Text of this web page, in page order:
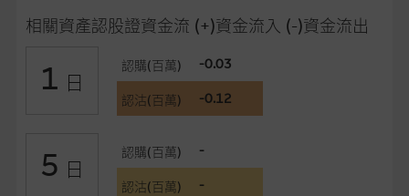
相關資產認股證資金流 (+)資金流入 (-)資金流出
1 日
認購(百萬) -0.03
認沽(百萬) -0.12
5 日
認購(百萬) -
認沽(百萬) -
整、合時及準確，對任何因任何形式(包括疏忽)由於網站內容的
或損毀，亦一概不會承擔責任或債務。
本使用條款的所有方面均受香港法例管限。
與結構性產品有關的風險
結構性產品並無抵押品，如發行人無力償債或違約，投資者可能